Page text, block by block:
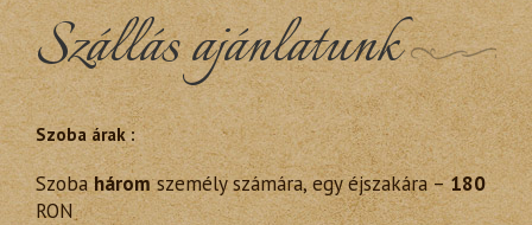
Szállás ajánlatunk
Szoba árak :
Szobaháromszemély számára, egy éjszakára –180
RON